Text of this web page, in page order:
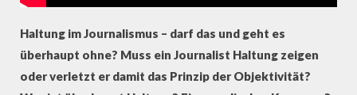
Haltung im Journalismus – darf das und geht es
überhaupt ohne? Muss ein Journalist Haltung zeigen
oder verletzt er damit das Prinzip der Objektivität?